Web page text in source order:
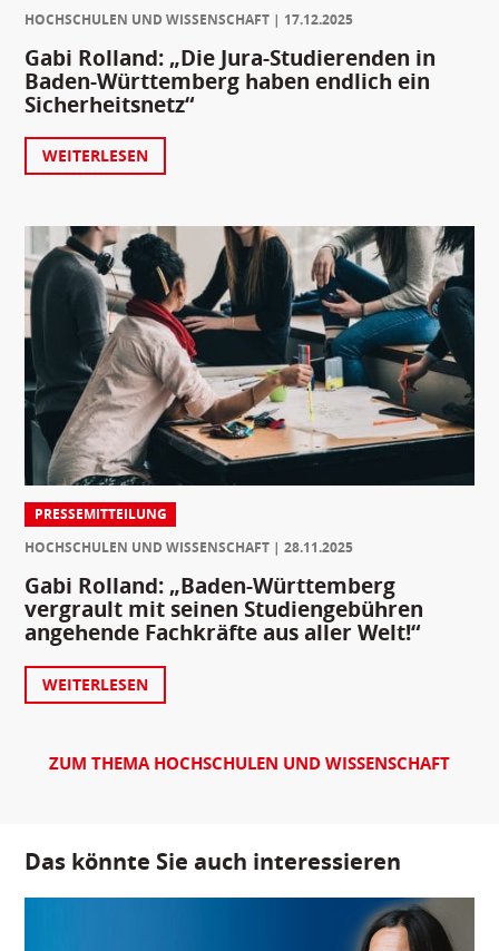
HOCHSCHULEN UND WISSENSCHAFT 17.12.2025
Gabi Rolland: „Die Jura-Studierenden in
Baden-Württemberg haben endlich ein
Sicherheitsnetz“
WEITERLESEN
PRESSEMITTEILUNG
HOCHSCHULEN UND WISSENSCHAFT
28.11.2025
Gabi Rolland: „Baden-Württemberg
vergrault mit seinen Studiengebühren
angehende Fachkräfte aus aller Welt!“
WEITERLESEN
ZUM THEMA HOCHSCHULEN UND WISSENSCHAFT
Das könnte Sie auch interessieren